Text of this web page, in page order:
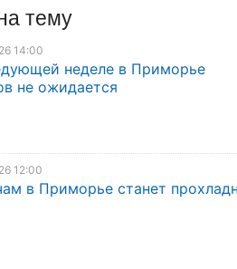
тему
14:00
неделе в Приморье
не ожидается
12:00
в Приморье станет